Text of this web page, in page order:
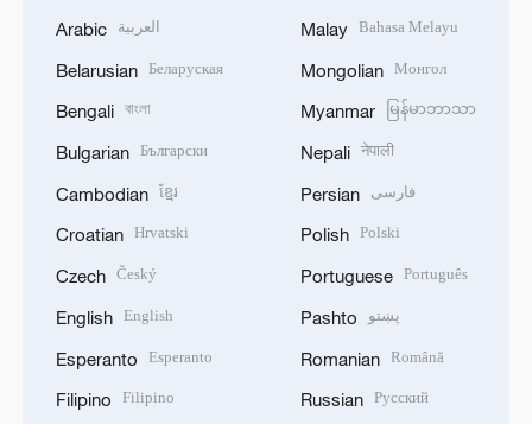
Arabic العربية
Belarusian Беларуская
Bengali বাংলা
Bulgarian Български
Cambodian ខ្មែរ
Croatian Hrvatski
Czech Český
English English
Esperanto Esperanto
Filipino Filipino
Malay Bahasa Melayu
Mongolian Монгол
Myanmar မြန်မာဘာသာ
Nepali नेपाली
Persian فارسی
Polish Polski
Portuguese Português
Pashto پښتو
Romanian Română
Russian Русский